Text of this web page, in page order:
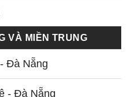
VÀ MIỀN TRUNG
Đà Nẵng
- Đà Nẵng